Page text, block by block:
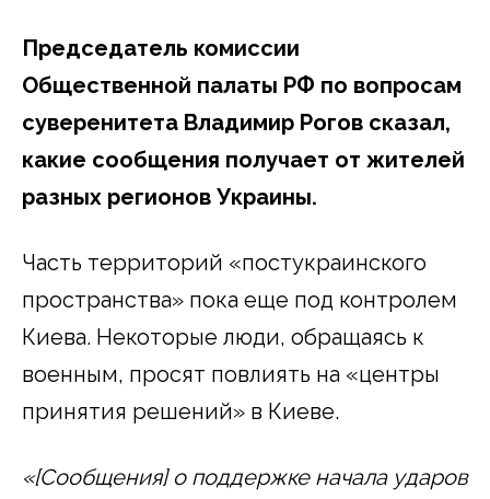
Председатель комиссии
Общественной палаты РФ по вопросам
суверенитета Владимир Рогов сказал,
какие сообщения получает от жителей
разных регионов Украины.
Часть территорий «постукраинского
пространства» пока еще под контролем
Киева. Некоторые люди, обращаясь к
военным, просят повлиять на «центры
принятия решений» в Киеве.
«[Сообщения] о поддержке начала ударов